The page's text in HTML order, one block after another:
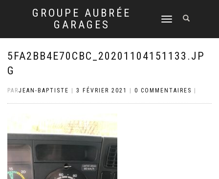
GROUPE AUBRÉE
GARAGES
DÉPLIER
NAVIGATION
5FA2BB4E70CBC_20201104151133.JP
G
PARJEAN-BAPTISTE 3 FÉVRIER 2021 0 COMMENTAIRES